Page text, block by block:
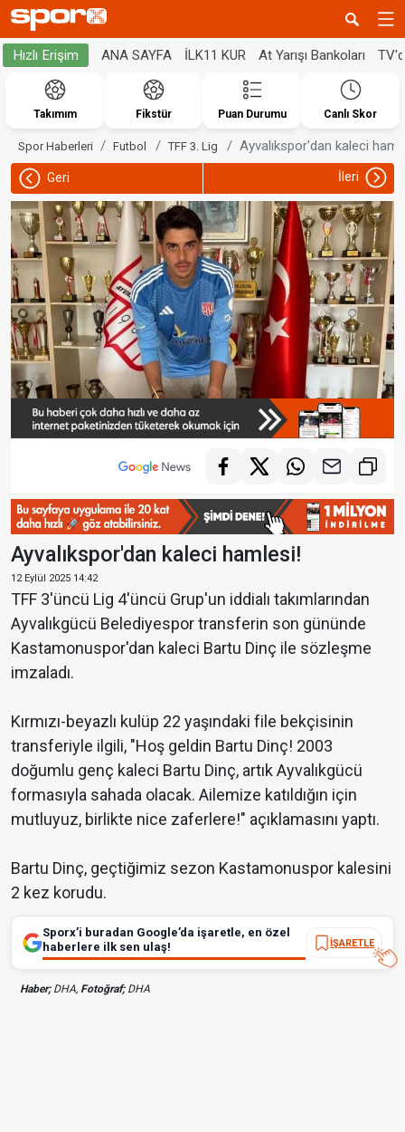
Hızlı Erişim ANA SAYFA İLK11 KUR At Yarışı Bankoları
Takımım Fikstür Puan Durumu Canlı Skor
Spor Haberleri Futbol TFF 3. Lig Ayvalıkspor'dan kaleci
Geri İleri
Ayvalıkspor'dan kaleci hamlesi!
12 Eylül 2025 14:42
TFF 3'üncü Lig 4'üncü Grup'un iddialı takımlarından
Ayvalıkgücü Belediyespor transferin son gününde
Kastamonuspor'dan kaleci Bartu Dinç ile sözleşme
imzaladı.
Kırmızı-beyazlı kulüp 22 yaşındaki file bekçisinin
transferiyle ilgili, "Hoş geldin Bartu Dinç! 2003
doğumlu genç kaleci Bartu Dinç, artık Ayvalıkgücü
formasıyla sahada olacak. Ailemize katıldığın için
mutluyuz, birlikte nice zaferlere!" açıklamasını yaptı.
Bartu Dinç, geçtiğimiz sezon Kastamonuspor kalesini
2 kez korudu.
Sporx’i buradan Google’da işaretle, en özel
haberlere ilk sen ulaş!
İŞARETLE
Haber;DHA, Fotoğraf;DHA